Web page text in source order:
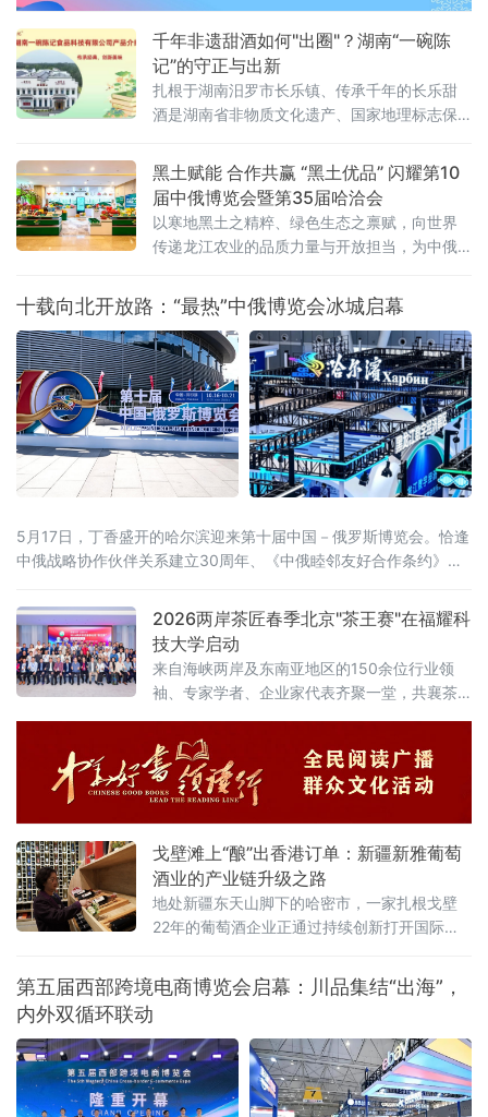
千年非遗甜酒如何"出圈"？湖南“一碗陈
记”的守正与出新
扎根于湖南汨罗市长乐镇、传承千年的长乐甜
酒是湖南省非物质文化遗产、国家地理标志保
技有限公司凭借创始人陈新意“守古法、敢创
新”的经营理念，走出一条独具特色的非遗产业
化发展之路。守古法：一丝一毫不能丢走进湖
南一碗陈记食品科技有限公司，现代化标准化
厂房错落雅致，生产资质完备、行业荣誉亮
企业
黑土赋能 合作共赢 “黑土优品” 闪耀第10
届中俄博览会暨第35届哈洽会
以寒地黑土之精粹、绿色生态之禀赋，向世界
传递龙江农业的品质力量与开放担当，为中俄
谷雅专属展区，“黑土优品”携十大品类标杆产品
惊艳亮相。展区精选五常大米、北纬47鲜食玉
米等明星产
十载向北开放路：“最热”中俄博览会冰城启幕
5月17日，丁香盛开的哈尔滨迎来第十届中国－俄罗斯博览会。恰逢
中俄战略协作伙伴关系建立30周年、《中俄睦邻友好合作条约》签
动同步推进的空前规模，交出十年向北开放的“成绩单”，也为正在提
速的中俄经贸合作注入全新动能。当天，国家主席习近平同俄罗斯
总统普京分别向博览会致贺信。习近平指出，希望两国各界以本届
2026两岸茶匠春季北京"茶王赛"在福耀科
技大学启动
来自海峡两岸及东南亚地区的150余位行业领
袖、专家学者、企业家代表齐聚一堂，共襄茶
究院、国际一带一路建设发展总商会、两岸茶
匠评茶专业委员会主办，旨在深
戈壁滩上“酿”出香港订单：新疆新雅葡萄
酒业的产业链升级之路
地处新疆东天山脚下的哈密市，一家扎根戈壁
22年的葡萄酒企业正通过持续创新打开国际市
出的0.8度微醇起泡酒成功进入香港市场，初步
达成近2000万元意向订单。与此同时，企业将
每年可消化上千吨本地鲜果，成为县域农产品
加工业转型升级的生动缩影。新疆新雅葡萄酒
有限公司工作人员正在
第五届西部跨境电商博览会启幕：川品集结“出海”，
内外双循环联动